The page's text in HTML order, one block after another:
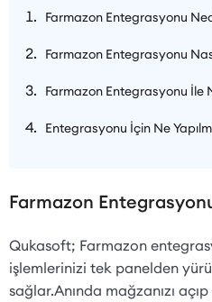
Farmazon Entegrasyonu
Farmazon Entegrasyonu
Farmazon Entegrasyonu İle
Entegrasyonu İçin Ne
Farmazon
Qukasoft; Farmazon
işlemlerinizi tek panelden
sağlar.Anında mağzanızı